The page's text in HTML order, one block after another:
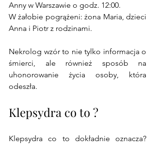
Anny w Warszawie o godz. 12:00.
W żałobie pogrążeni: żona Maria, dzieci
Anna i Piotr z rodzinami.
Nekrolog wzór to nie tylko informacja o
śmierci, ale również sposób na
uhonorowanie życia osoby, która
odeszła.
Klepsydra co to ?